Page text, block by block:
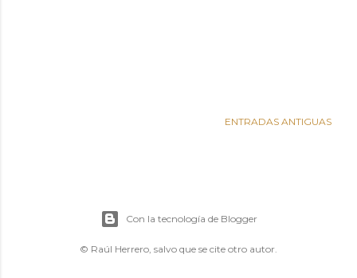
ENTRADAS ANTIGUAS
Con la tecnología de Blogger
© Raúl Herrero, salvo que se cite otro autor.